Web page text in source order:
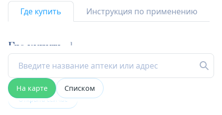
Где купить Инструкция по применению
Где купить 1
На карте Списком
Открыта сейчас